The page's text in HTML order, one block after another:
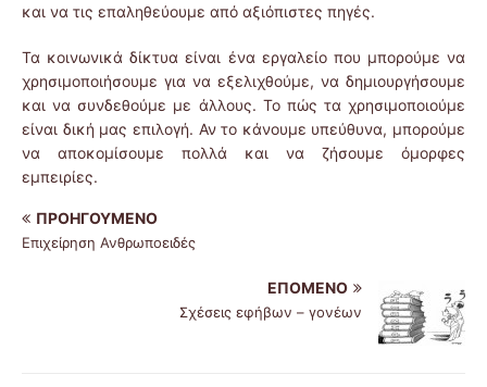
και να τις επαληθεύουμε από αξιόπιστες πηγές.
Τα κοινωνικά δίκτυα είναι ένα εργαλείο που μπορούμε να
χρησιμοποιήσουμε για να εξελιχθούμε, να δημιουργήσουμε
και να συνδεθούμε με άλλους. Το πώς τα χρησιμοποιούμε
είναι δική μας επιλογή. Αν το κάνουμε υπεύθυνα, μπορούμε
να αποκομίσουμε πολλά και να ζήσουμε όμορφες
εμπειρίες.
ΠΡΟΗΓΟΎΜΕΝΟ
Επιχείρηση Ανθρωποειδές
ΕΠΌΜΕΝΟ
Σχέσεις εφήβων – γονέων